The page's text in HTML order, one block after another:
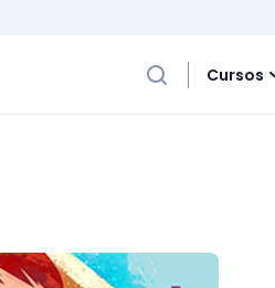
Cursos